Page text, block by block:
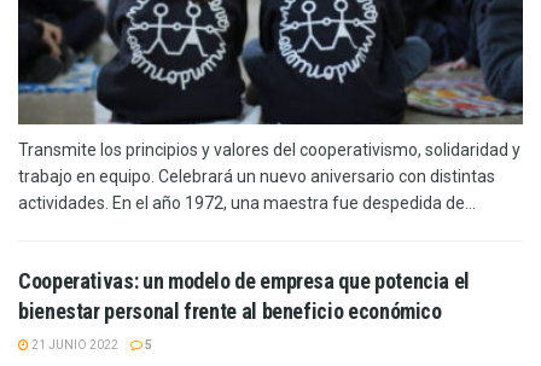
Transmite los principios y valores del cooperativismo, solidaridad y
trabajo en equipo. Celebrará un nuevo aniversario con distintas
actividades. En el año 1972, una maestra fue despedida de...
Cooperativas: un modelo de empresa que potencia el
bienestar personal frente al beneficio económico
21 JUNIO 2022 5